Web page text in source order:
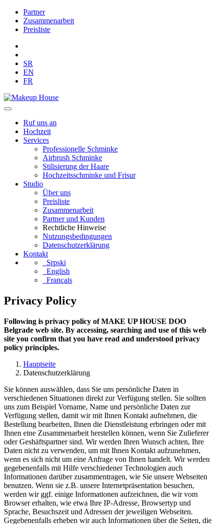
Partner
Zusammenarbeit
Preisliste
SR
EN
FR
Ruf uns an
Hochzeit
Services
Professionelle Schminke
Airbrush Schminke
Stilisierung der Haare
Hochzeitsschminke und Frisur
Studio
Über uns
Preisliste
Zusammenarbeit
Partner und Kunden
Rechtliche Hinweise
Nutzungsbedingungen
Datenschutzerklärung
Kontakt
Srpski
English
Français
Privacy Policy
Following is privacy policy of MAKE UP HOUSE DOO
Belgrade web site. By accessing, searching and use of this web
site you confirm that you have read and understood privacy
policy principles.
Hauptseite
Datenschutzerklärung
Sie können auswählen, dass Sie uns persönliche Daten in
verschiedenen Situationen direkt zur Verfügung stellen. Sie sollten
uns zum Beispiel Vorname, Name und persönliche Daten zur
Verfügung stellen, damit wir mit Ihnen Kontakt aufnehmen, die
Bestellung bearbeiten, Ihnen die Dienstleistung erbringen oder mit
Ihnen eine Zusammenarbeit herstellen können, wenn Sie Zulieferer
oder Geshäftspartner sind. Wir werden Ihren Wunsch achten, Ihre
Daten nicht zu verwenden, um mit Ihnen Kontakt aufzunehmen,
wenn es sich nicht um eine Anfrage von Ihnen handelt. Wir werden
gegebenenfalls mit Hilfe verschiedener Technologien auch
Informationen darüber zusammentragen, wie Sie unsere Webseiten
benutzen. Wenn sie z.B. unsere Internetpräsentation besuchen,
werden wir ggf. einige Informationen aufzeichnen, die wir vom
Browser erhalten, wie etwa Ihre IP-Adresse, Browsertyp und
Sprache, Besuchszeit und Adressen der jeweiligen Webseiten.
Gegebenenfalls erheben wir auch Informationen über die Seiten, die